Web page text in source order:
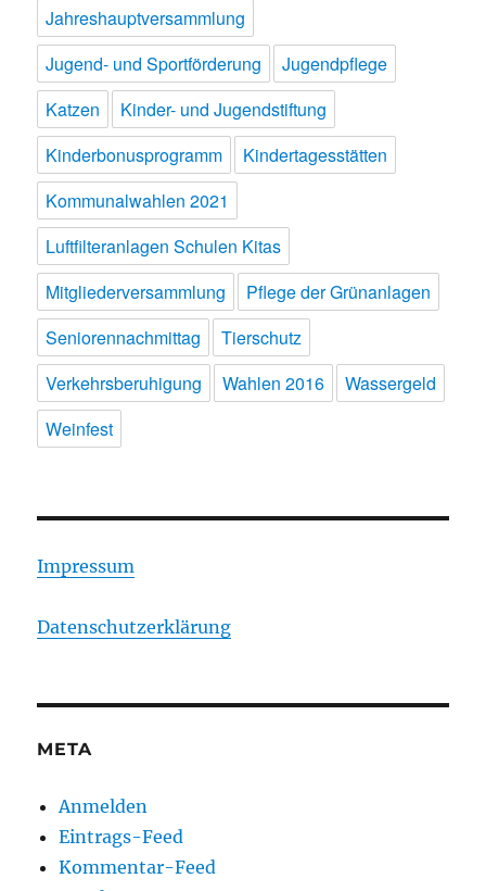
Jahreshauptversammlung
Jugend- und Sportförderung
Jugendpflege
Katzen
Kinder- und Jugendstiftung
Kinderbonusprogramm
Kindertagesstätten
Kommunalwahlen 2021
Luftfilteranlagen Schulen Kitas
Mitgliederversammlung
Pflege der Grünanlagen
Seniorennachmittag
Tierschutz
Verkehrsberuhigung
Wahlen 2016
Wassergeld
Weinfest
Impressum
Datenschutzerklärung
META
Anmelden
Eintrags-Feed
Kommentar-Feed